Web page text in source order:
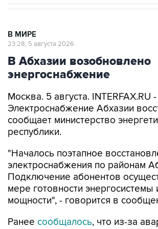
В МИРЕ
23:28, 5 августа 2026
В Абхазии возобновлено
энергоснабжение
Москва. 5 августа. INTERFAX.RU -
Электроснабжение Абхазии
сообщает министерство
республики.
"Началось поэтапное
электроснабжения по районам
Подключение абонентов
мере готовности энергосистемы
мощности", - говорится в
Ранее сообщалось, что из-за